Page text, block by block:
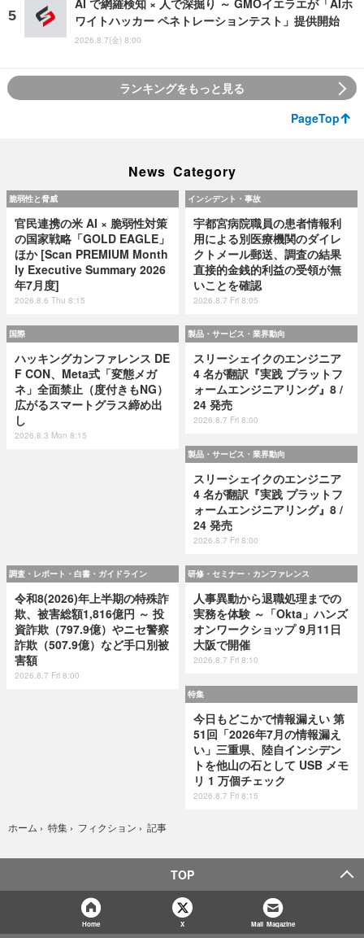
AI で網羅検知 × 人で深掘り ～ GMOイエラエが「AIホ
ワイトハッカー ペネトレーションテスト」提供開始
2026.8.7(金) 8:00
ランキングをもっと見る
PageTop
News Category
脆弱性と脅威
官民連携の米 AI × 脆弱性対策
の国家戦略「GOLD EAGLE」
ほか [Scan PREMIUM Month
ly Executive Summary 2026
年7月度]
2026.8.6 Thu 8:15
インシデント・事故
宇都宮病院職員の患者情報利
用による別医療機関のダイレ
クトメール郵送、調査の結果
直接的金銭的利益の受領が無
いことを確認
2026.8.7 Fri 8:05
国際
ハッキングカンファレンス DE
F CON、Meta式「変態メガ
ネ」全面禁止（度付きもNG）
広がるスマートグラス締め出
し
2026.8.3 Mon 8:15
製品・サービス・業界動向
スリーシェイクのエンジニア
4 名が翻訳『実践 プラットフ
ォームエンジニアリング』8 /
24 発売
2026.8.7 Fri 8:00
製品・サービス・業界動向
スリーシェイクのエンジニア
4 名が翻訳『実践 プラットフ
ォームエンジニアリング』8 /
24 発売
2026.8.7 Fri 8:00
調査・レポート・白書・ガイドライン
令和8(2026)年上半期の特殊詐
欺、被害総額1,816億円 ～ 投
資詐欺（797.9億）やニセ警察
詐欺（507.9億）など手口別被
害額
2026.8.7 Fri 8:00
研修・セミナー・カンファレンス
人事異動から退職処理までの
実務を体験 ～「Okta」ハンズ
オンワークショップ 9月11日
大阪で開催
2026.8.7 Fri 8:10
特集
今日もどこかで情報漏えい 第
51回「2026年7月の情報漏え
い」三重県、陸自インシデン
トを他山の石として USB メモ
リ 1 万個チェック
2026.8.7 Fri 8:15
ホーム › 特集 › フィクション › 記事
TOP
Home X Mail Magazine